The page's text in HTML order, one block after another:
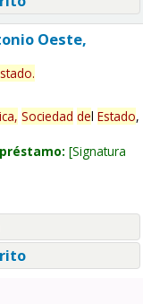
Oeste,
.
Sociedad del Estado,
Signatura